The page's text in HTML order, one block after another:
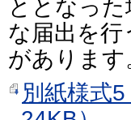
ととなっ
な届出を行
があります
別紙様式